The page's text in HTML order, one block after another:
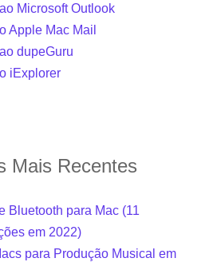
Microsoft Outlook
Apple Mac Mail
dupeGuru
iExplorer
Mais Recentes
Bluetooth para Mac (11
em 2022)
para Produção Musical em